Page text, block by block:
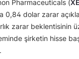
Pharmaceuticals (
0,84 dolar zarar
zarar beklentisinin
şirketin hisse